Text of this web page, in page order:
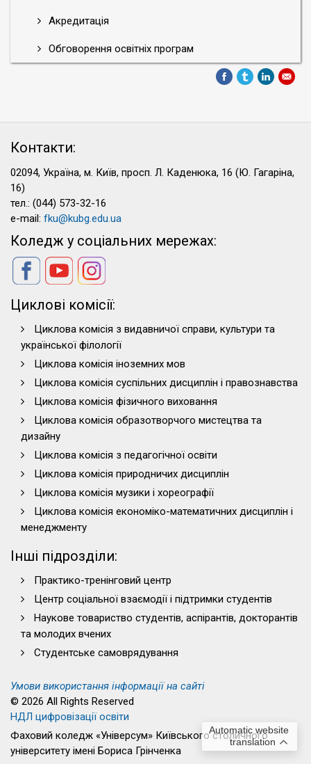
Акредитація
Обговорення освітніх програм
Automatic website
translation
Контакти:
02094, Україна, м. Київ, просп. Л. Каденюка, 16 (Ю. Гагаріна,
16)
тел.: (044) 573-32-16
e-mail: fku@kubg.edu.ua
Коледж у соціальних мережах:
Циклові комісії:
Циклова комісія з видавничої справи, культури та
української філології
Циклова комісія іноземних мов
Циклова комісія суспільних дисциплін і правознавства
Циклова комісія фізичного виховання
Циклова комісія образотворчого мистецтва та
дизайну
Циклова комісія з педагогічної освіти
Циклова комісія природничих дисциплін
Циклова комісія музики і хореографії
Циклова комісія економіко-математичних дисциплін і
менеджменту
Інші підрозділи:
Практико-тренінговий центр
Центр соціальної взаємодії і підтримки студентів
Наукове товариство студентів, аспірантів, докторантів
та молодих вчених
Студентське самоврядування
Умови використання інформації на сайті
© 2026 All Rights Reserved
НДЛ цифровізації освіти
Фаховий коледж «Універсум» Київського столичного
університету імені Бориса Грінченка